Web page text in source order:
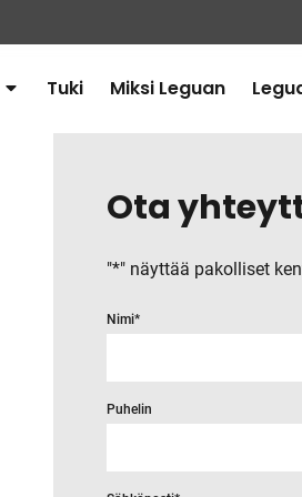
Tuki Miksi Leguan
Ota
"*" näyttää pakolliset
Nimi*
Puhelin